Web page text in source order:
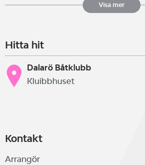
Du lär dig grunderna i
ytterligare. Ledarna är
att utbilda och brinner
sprida kunskap om
Visa mer
Hitta hit
Dalarö Båtklubb
Kluibbhuset
Kontakt
Arrangör